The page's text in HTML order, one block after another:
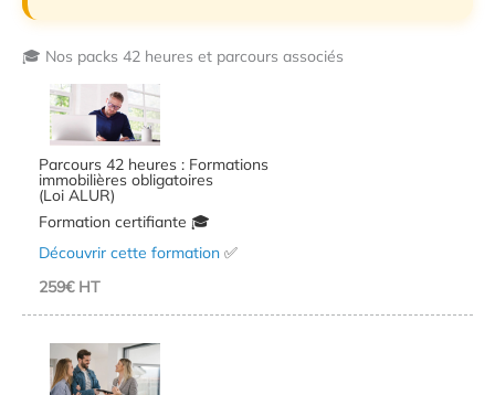
🎓 Nos packs 42 heures et parcours associés
Parcours 42 heures : Formations
immobilières obligatoires
(Loi ALUR)
Formation certifiante 🎓
Découvrir cette formation ✅
259€ HT